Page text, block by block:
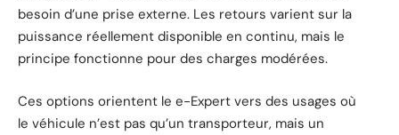
besoin d’une prise externe. Les retours varient sur la
puissance réellement disponible en continu, mais le
principe fonctionne pour des charges modérées.
Ces options orientent le e-Expert vers des usages où
le véhicule n’est pas qu’un transporteur, mais un